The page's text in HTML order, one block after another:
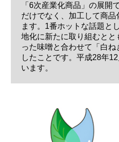
「6次産業化商品」の展開
だけでなく、加工して商
ます。1番ホットな話題と
地化に新たに取り組むと
った味噌と合わせて「白
したことです。平成28年
います。